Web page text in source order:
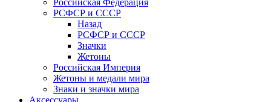
Российская Федерация
РСФСР и СССР
Назад
РСФСР и СССР
Значки
Жетоны
Российская Империя
Жетоны и медали мира
Знаки и значки мира
Аксессуары